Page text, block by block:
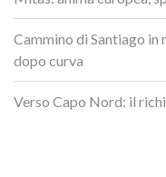
Cammino di Santiago in
dopo curva
Verso Capo Nord: il